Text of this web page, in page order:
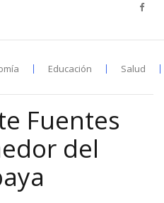
Educación
Salud
Fuentes
del